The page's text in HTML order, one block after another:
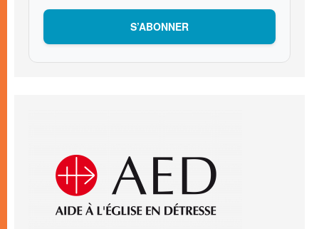
S’ABONNER